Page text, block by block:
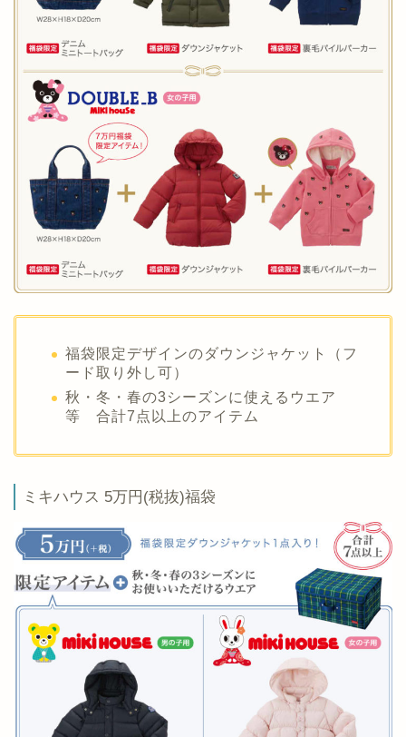
福袋限定デザインのダウンジャケット（フ
ード取り外し可）
秋・冬・春の3シーズンに使えるウエア
等 合計7点以上のアイテム
ミキハウス 5万円(税抜)福袋